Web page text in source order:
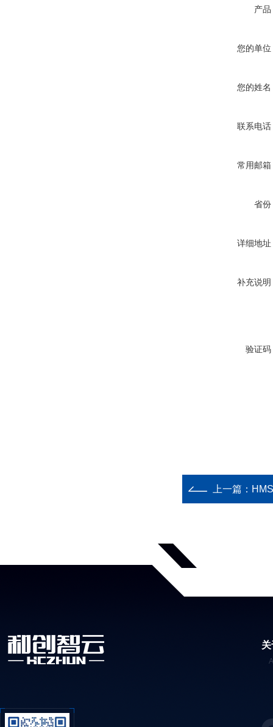
产品
您的单位
您的姓名
联系电话
常用邮箱
省份
详细地址
补充说明
验证码
上一篇：